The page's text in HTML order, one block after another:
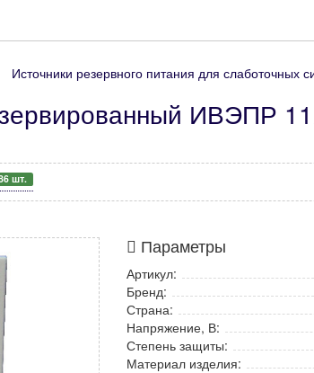
Источники резервного питания для слаботочных
ИВЭПР
шт.
Параметры
Артикул:
Бренд:
Страна:
Напряжение, В:
Степень защиты:
Материал изделия: